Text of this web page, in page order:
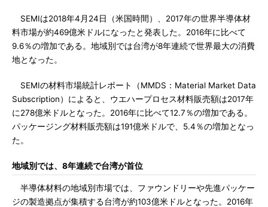
SEMIは2018年4月24日（米国時間）、2017年の世界半導体材
料市場が約469億米ドルになったと発表した。2016年に比べて
9.6％の増加である。地域別では台湾が8年連続で世界最大の消費
地となった。
SEMIの材料市場統計レポート（MMDS：Material Market Data
Subscription）によると、ウエハープロセス材料販売額は2017年
に278億米ドルとなった。2016年に比べて12.7％の増加である。
パッケージング材料販売額は191億米ドルで、5.4％の増加となっ
た。
地域別では、8年連続で台湾が首位
半導体材料の地域別市場では、ファウンドリーや先進パッケー
ジの製造拠点が集積する台湾が約103億米ドルとなった。2016年